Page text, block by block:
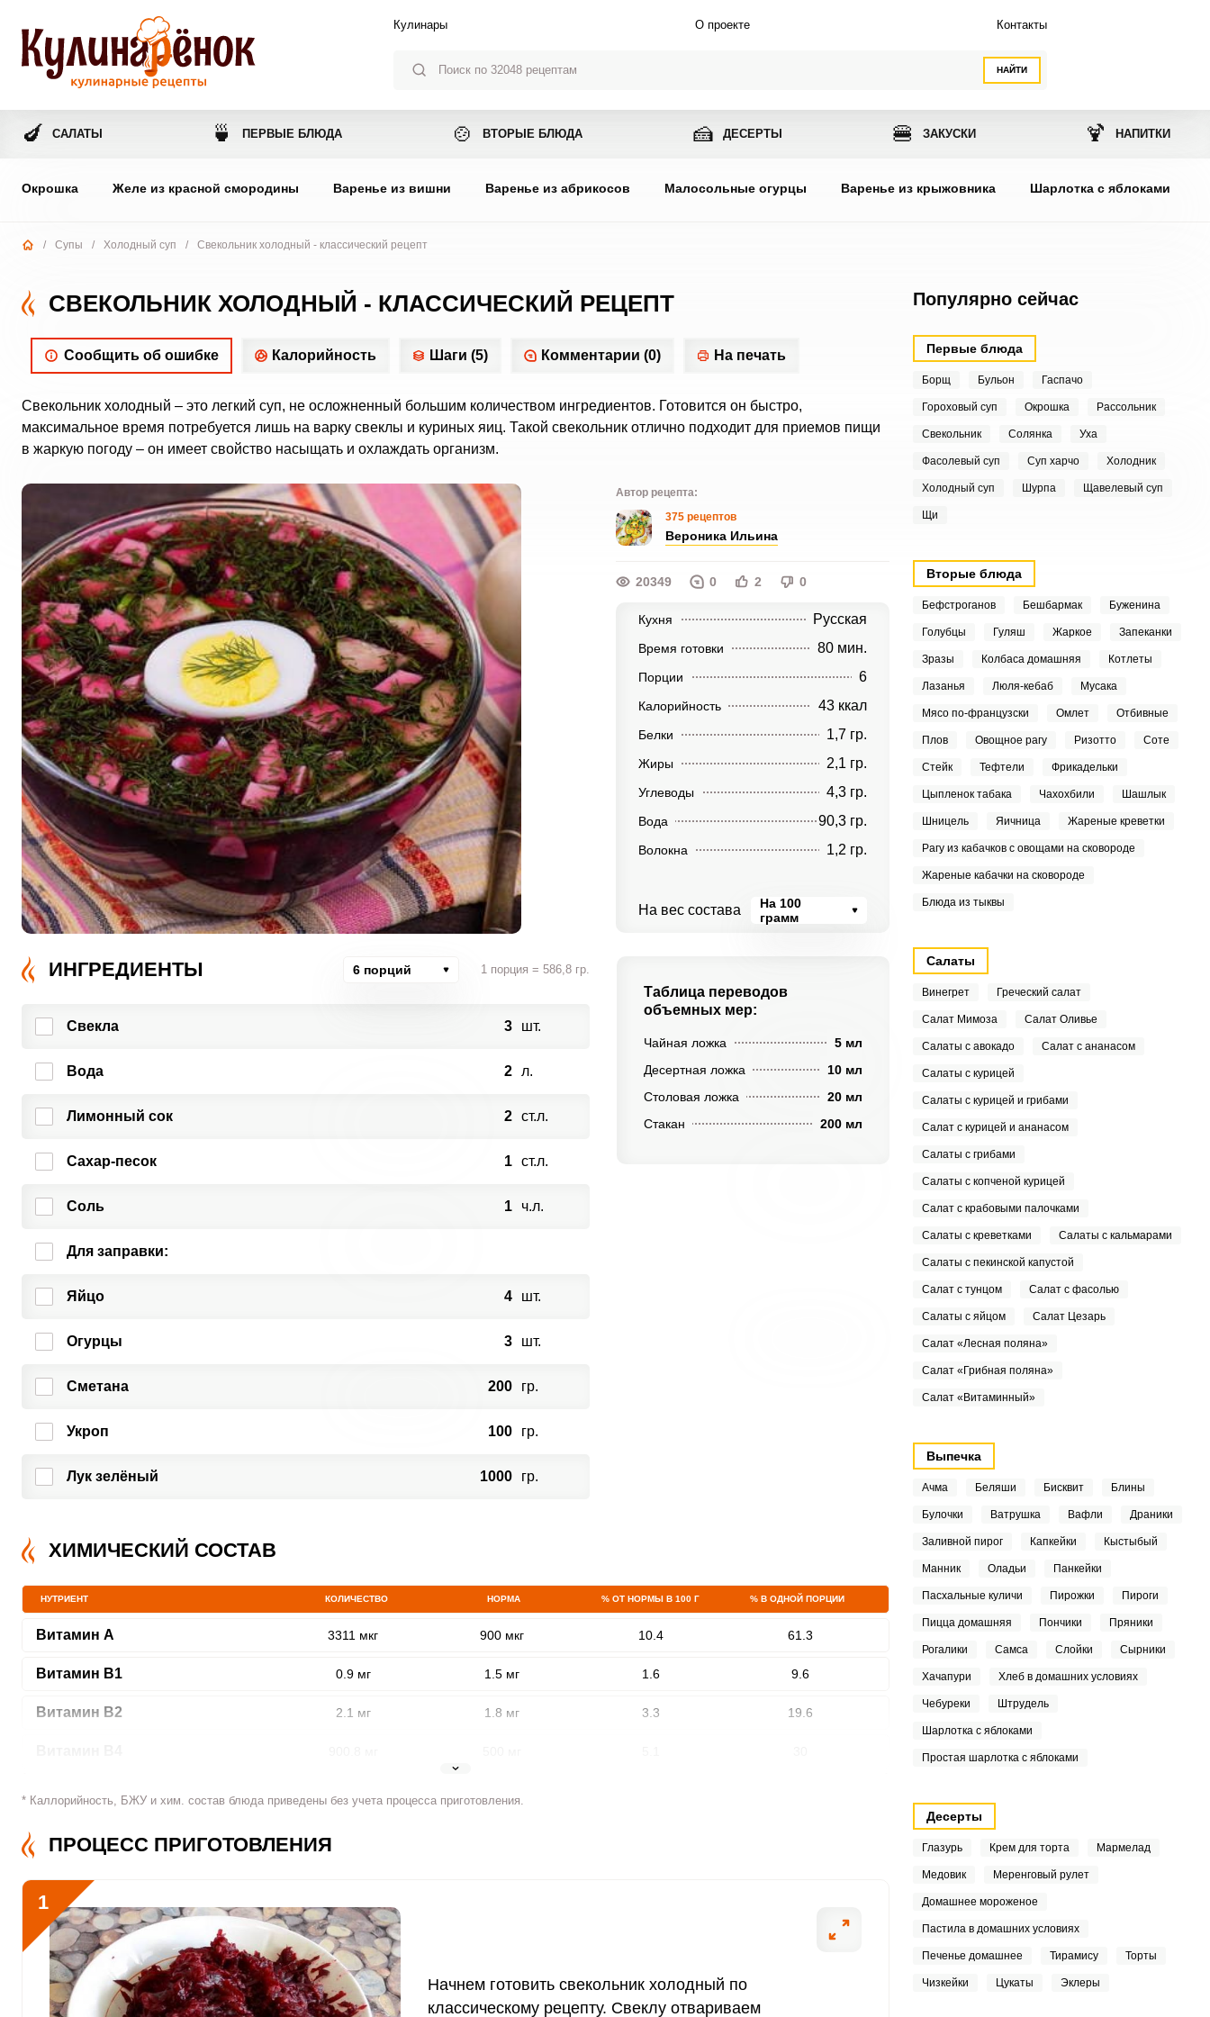
НАЙТИ
Кулинары О проекте Контакты
🍆 САЛАТЫ 🍵 ПЕРВЫЕ БЛЮДА 🍲 ВТОРЫЕ БЛЮДА 🍰 ДЕСЕРТЫ 🍔 ЗАКУСКИ 🍹 НАПИТКИ
Окрошка Желе из красной смородины Варенье из вишни Варенье из абрикосов Малосольные огурцы Варенье из крыжовника Шарлотка с яблоками
/ Супы / Холодный суп / Свекольник холодный - классический рецепт
СВЕКОЛЬНИК ХОЛОДНЫЙ - КЛАССИЧЕСКИЙ РЕЦЕПТ
Сообщить об ошибке Калорийность Шаги (5) Комментарии (0) На печать
Свекольник холодный – это легкий суп, не осложненный большим количеством ингредиентов. Готовится он быстро,
максимальное время потребуется лишь на варку свеклы и куриных яиц. Такой свекольник отлично подходит для приемов пищи
в жаркую погоду – он имеет свойство насыщать и охлаждать организм.
Автор рецепта:
375 рецептов
Вероника Ильина
20349 0 2 0
Кухня Русская
Время готовки 80 мин.
Порции 6
Калорийность 43 ккал
Белки 1,7 гр.
Жиры 2,1 гр.
Углеводы 4,3 гр.
Вода 90,3 гр.
Волокна 1,2 гр.
На вес состава
На 100
грамм
ИНГРЕДИЕНТЫ 6 порций 1 порция = 586,8 гр.
Свекла 3 шт.
Вода 2 л.
Лимонный сок 2 ст.л.
Сахар-песок 1 ст.л.
Соль 1 ч.л.
Для заправки:
Яйцо 4 шт.
Огурцы 3 шт.
Сметана 200 гр.
Укроп 100 гр.
Лук зелёный 1000 гр.
Таблица переводов
объемных мер:
Чайная ложка
5 мл
Десертная ложка
10 мл
Столовая ложка
20 мл
Стакан
200 мл
ХИМИЧЕСКИЙ СОСТАВ
НУТРИЕНТ КОЛИЧЕСТВО НОРМА % ОТ НОРМЫ В 100 Г % В ОДНОЙ ПОРЦИИ
Витамин A 3311 мкг 900 мкг 10.4 61.3
Витамин В1 0.9 мг 1.5 мг 1.6 9.6
Витамин В2 2.1 мг 1.8 мг 3.3 19.6
Витамин В12 1.9 мкг
Витамин С 287.3 мкг
Витамин D 5 мкг 10 мкг 1.4
* Каллорийность, БЖУ и хим. состав блюда приведены без учета процесса приготовления.
ПРОЦЕСС ПРИГОТОВЛЕНИЯ
1
Начнем готовить свекольник холодный по
классическому рецепту. Свеклу отвариваем
Популярно сейчас
Первые блюда
Борщ Бульон Гаспачо
Гороховый суп Окрошка Рассольник
Свекольник Солянка Уха
Фасолевый суп Суп харчо Холодник
Холодный суп Шурпа Щавелевый суп
Щи
Вторые блюда
Бефстроганов Бешбармак Буженина
Голубцы Гуляш Жаркое Запеканки
Зразы Колбаса домашняя Котлеты
Лазанья Люля-кебаб Мусака
Мясо по-французски Омлет Отбивные
Плов Овощное рагу Ризотто Соте
Стейк Тефтели Фрикадельки
Цыпленок табака Чахохбили Шашлык
Шницель Яичница Жареные креветки
Рагу из кабачков с овощами на сковороде
Жареные кабачки на сковороде
Блюда из тыквы
Салаты
Винегрет Греческий салат
Салат Мимоза Салат Оливье
Салаты с авокадо Салат с ананасом
Салаты с курицей
Салаты с курицей и грибами
Салат с курицей и ананасом
Салаты с грибами
Салаты с копченой курицей
Салат с крабовыми палочками
Салаты с креветками Салаты с кальмарами
Салаты с пекинской капустой
Салат с тунцом Салат с фасолью
Салаты с яйцом Салат Цезарь
Салат «Лесная поляна»
Салат «Грибная поляна»
Салат «Витаминный»
Выпечка
Ачма Беляши Бисквит Блины
Булочки Ватрушка Вафли Драники
Заливной пирог Капкейки Кыстыбый
Манник Оладьи Панкейки
Пасхальные куличи Пирожки Пироги
Пицца домашняя Пончики Пряники
Рогалики Самса Слойки Сырники
Хачапури Хлеб в домашних условиях
Чебуреки Штрудель
Шарлотка с яблоками
Простая шарлотка с яблоками
Десерты
Глазурь Крем для торта Мармелад
Медовик Меренговый рулет
Домашнее мороженое
Пастила в домашних условиях
Печенье домашнее Тирамису Торты
Чизкейки Цукаты Эклеры
ШАГ